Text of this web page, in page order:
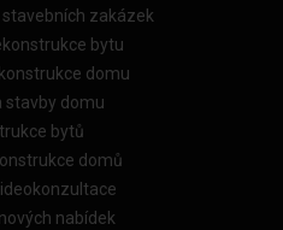
zakázek
bytu
domu
stavby domu
bytů
domů
nabídek